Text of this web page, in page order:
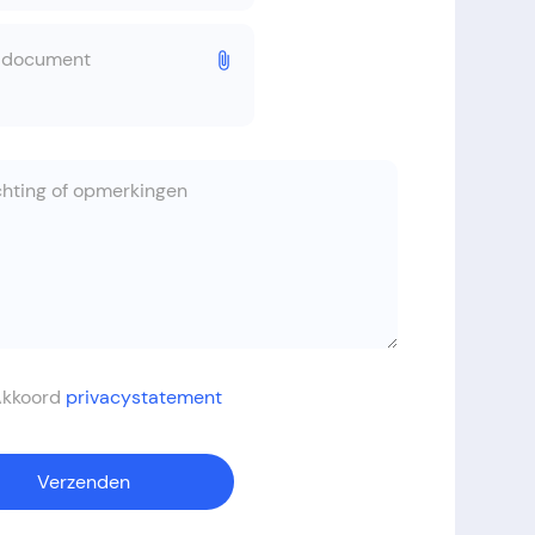
privacystatement